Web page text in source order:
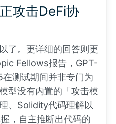
攻击DeFi协
了。更详细的回答则更
Fellows报告，GPT-
测试期间并非专门为
型没有内置的「攻击模
、Solidity代码理解以
，自主推断出代码的